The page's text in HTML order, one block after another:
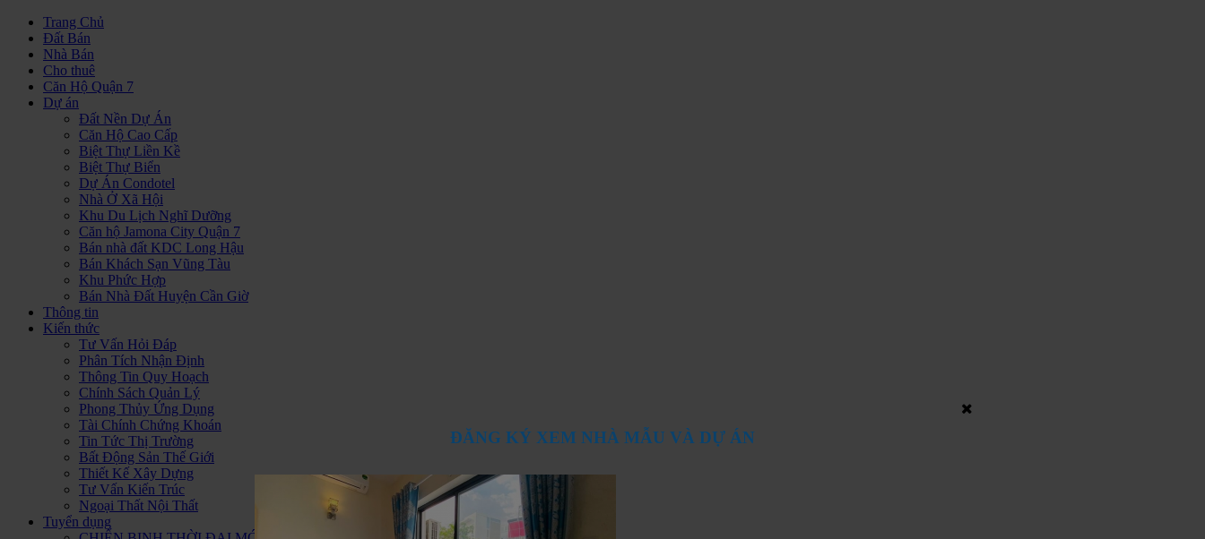
Trang Chủ
Đất Bán
Nhà Bán
Cho thuê
Căn Hộ Quận 7
Dự án
Đất Nền Dự Án
Căn Hộ Cao Cấp
Biệt Thự Liền Kề
Biệt Thự Biển
Dự Án Condotel
Nhà Ở Xã Hội
Khu Du Lịch Nghĩ Dưỡng
Căn hộ Jamona City Quận 7
Bán nhà đất KDC Long Hậu
Bán Khách Sạn Vũng Tàu
Khu Phức Hợp
Bán Nhà Đất Huyện Cần Giờ
Thông tin
Kiến thức
Tư Vấn Hỏi Đáp
Phân Tích Nhận Định
Thông Tin Quy Hoạch
Chính Sách Quản Lý
Phong Thủy Ứng Dụng
Tài Chính Chứng Khoán
Tin Tức Thị Trường
Bất Động Sản Thế Giới
Thiết Kế Xây Dựng
Tư Vấn Kiến Trúc
Ngoại Thất Nội Thất
Tuyển dụng
ĐĂNG KÝ XEM NHÀ MẪU VÀ DỰ ÁN